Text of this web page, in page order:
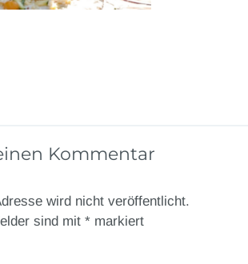
Kommentar
wird nicht veröffentlicht.
sind mit *markiert